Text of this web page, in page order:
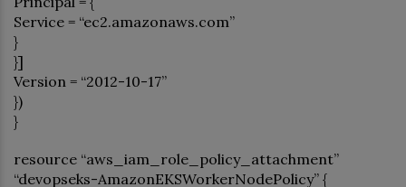
Service = “ec2.amazonaws.com”
}
}]
Version = “2012-10-17”
})
}
resource “aws_iam_role_policy_attachment”
“devopseks-AmazonEKSWorkerNodePolicy” {